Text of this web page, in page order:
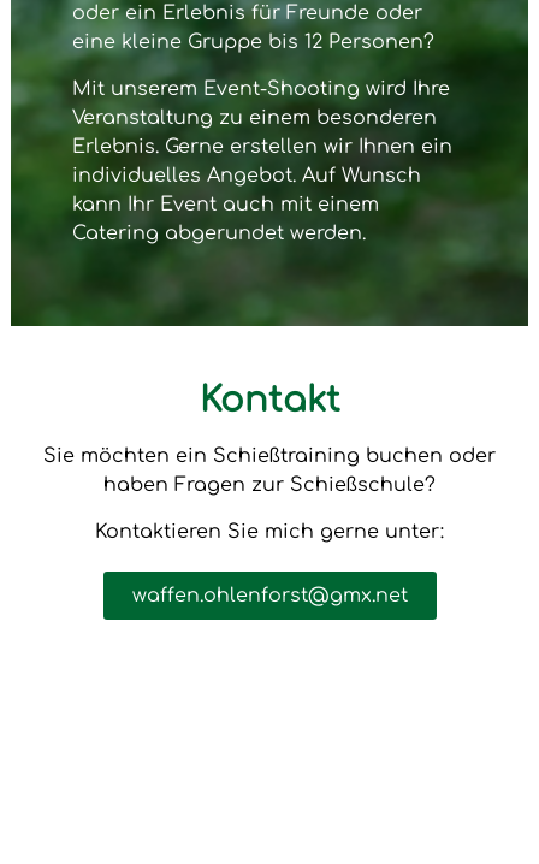
oder ein Erlebnis für Freunde oder
eine kleine Gruppe bis 12 Personen?
Mit unserem Event-Shooting wird Ihre
Veranstaltung zu einem besonderen
Erlebnis. Gerne erstellen wir Ihnen ein
individuelles Angebot. Auf Wunsch
kann Ihr Event auch mit einem
Catering abgerundet werden.
Kontakt
Sie möchten ein Schießtraining buchen oder
haben Fragen zur Schießschule?
Kontaktieren Sie mich gerne unter:
waffen.ohlenforst@gmx.net